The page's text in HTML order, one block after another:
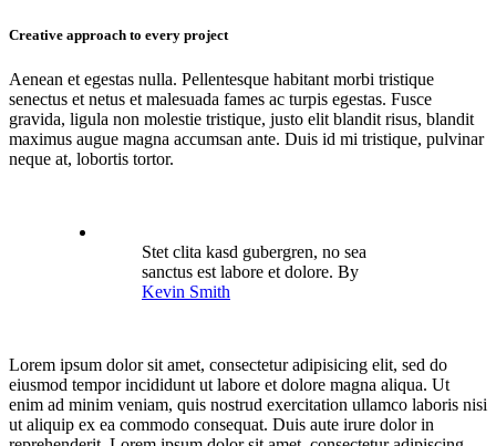
Creative approach to every project
Aenean et egestas nulla. Pellentesque habitant morbi tristique
senectus et netus et malesuada fames ac turpis egestas. Fusce
gravida, ligula non molestie tristique, justo elit blandit risus, blandit
maximus augue magna accumsan ante. Duis id mi tristique, pulvinar
neque at, lobortis tortor.
Stet clita kasd gubergren, no sea
sanctus est labore et dolore. By
Kevin Smith
Lorem ipsum dolor sit amet, consectetur adipisicing elit, sed do
eiusmod tempor incididunt ut labore et dolore magna aliqua. Ut
enim ad minim veniam, quis nostrud exercitation ullamco laboris nisi
ut aliquip ex ea commodo consequat. Duis aute irure dolor in